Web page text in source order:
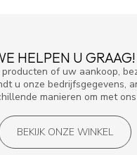
HELPEN U GRAAG!
of uw aankoop,
u onze bedrijfsgegevens,
manieren om met
BEKIJK ONZE WINKEL